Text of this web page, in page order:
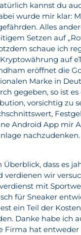
kannst du
wurde mir klar:
Alles
Setzen auf
schaue ich
auf
eröffnet die
Marke in
gegeben, so ist
vorsichtig zu
Android App mir
dass es
wir
mit
für Sneaker
ein Teil der
Danke habe ich
Firma hat